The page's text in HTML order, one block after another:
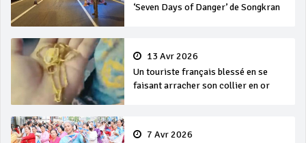
‘Seven Days of Danger’ de Songkran
13 Avr 2026
Un touriste français blessé en se
faisant arracher son collier en or
7 Avr 2026